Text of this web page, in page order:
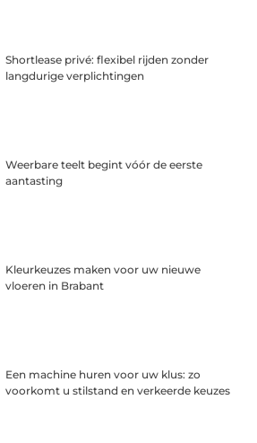
Shortlease privé: flexibel rijden zonder
langdurige verplichtingen
Weerbare teelt begint vóór de eerste
aantasting
Kleurkeuzes maken voor uw nieuwe
vloeren in Brabant
Een machine huren voor uw klus: zo
voorkomt u stilstand en verkeerde keuzes